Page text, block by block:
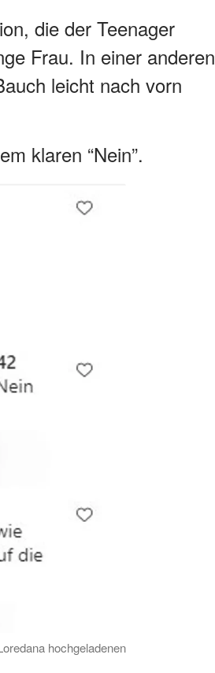
die der Teenager
Frau. In einer anderen
leicht nach vorn
klaren “Nein”.
hochgeladenen